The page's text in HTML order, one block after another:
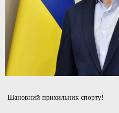
Шановний прихильник спорту!